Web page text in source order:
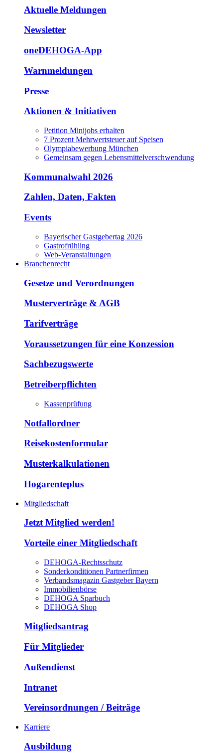
Aktuelle Meldungen
Newsletter
oneDEHOGA-App
Warnmeldungen
Presse
Aktionen & Initiativen
Petition Minijobs erhalten
7 Prozent Mehrwertsteuer auf Speisen
Olympiabewerbung München
Gemeinsam gegen Lebensmittelverschwendung
Kommunalwahl 2026
Zahlen, Daten, Fakten
Events
Bayerischer Gastgebertag 2026
Gastrofrühling
Web-Veranstaltungen
Branchenrecht
Gesetze und Verordnungen
Musterverträge & AGB
Tarifverträge
Voraussetzungen für eine Konzession
Sachbezugswerte
Betreiberpflichten
Kassenprüfung
Notfallordner
Reisekostenformular
Musterkalkulationen
Hogarenteplus
Mitgliedschaft
Jetzt Mitglied werden!
Vorteile einer Mitgliedschaft
DEHOGA-Rechtsschutz
Sonderkonditionen Partnerfirmen
Verbandsmagazin Gastgeber Bayern
Immobilienbörse
DEHOGA Sparbuch
DEHOGA Shop
Mitgliedsantrag
Für Mitglieder
Außendienst
Intranet
Vereinsordnungen / Beiträge
Karriere
Ausbildung